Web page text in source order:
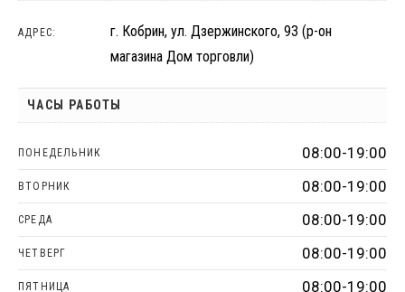
АДРЕС:
г. Кобрин, ул. Дзержинского, 93 (р-он
магазина Дом торговли)
ЧАСЫ РАБОТЫ
ПОНЕДЕЛЬНИК 08:00-19:00
ВТОРНИК 08:00-19:00
СРЕДА 08:00-19:00
ЧЕТВЕРГ 08:00-19:00
ПЯТНИЦА 08:00-19:00